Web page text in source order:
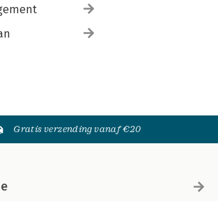
Gratis verzending vanaf €20